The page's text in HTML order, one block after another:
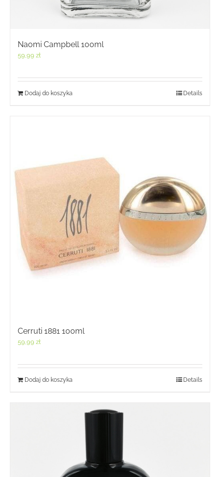
Naomi Campbell 100ml
59,99 zł
Dodaj do koszyka Details
Cerruti 1881 100ml
59,99 zł
Dodaj do koszyka Details